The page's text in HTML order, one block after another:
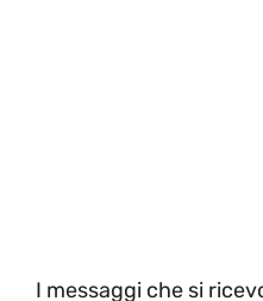
I messaggi che si